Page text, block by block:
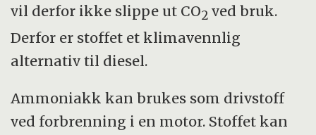
vil derfor ikke slippe ut CO2 ved bruk.
Derfor er stoffet et klimavennlig
alternativ til diesel.
Ammoniakk kan brukes som drivstoff
ved forbrenning i en motor. Stoffet kan